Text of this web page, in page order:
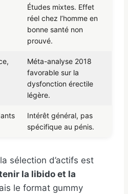
Études mixtes. Effet
réel chez l’homme en
bonne santé non
prouvé.
Méta-analyse 2018
favorable sur la
dysfonction érectile
légère.
Intérêt général, pas
spécifique au pénis.
la sélection d’actifs est
la libido et la
le format gummy